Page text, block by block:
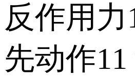
反作用力
先动作